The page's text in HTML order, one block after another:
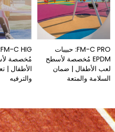
FM-C PRO: حبيبات
EPDM مُخصصة لأسطح
لعب الأطفال | ضمان
السلامة والمتعة
مُخصصة
الأطفال |
والترفيه